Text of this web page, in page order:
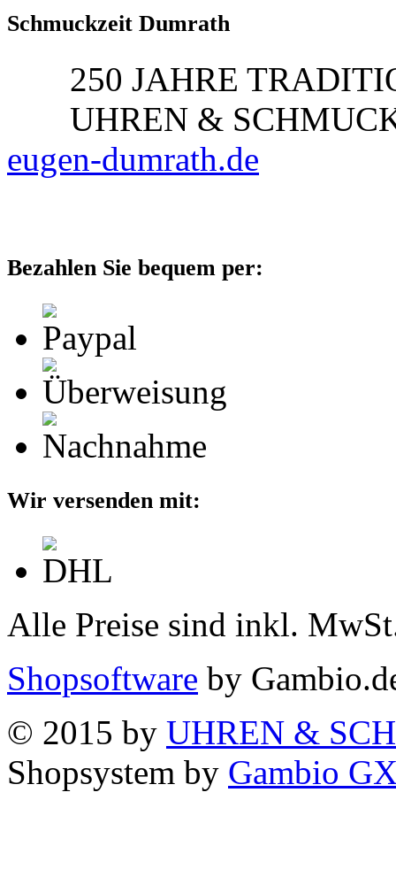
Schmuckzeit Dumrath
250 JAHRE
UHREN &
eugen-dumrath.de
Bezahlen Sie bequem per:
Wir versenden mit:
Alle Preise sind inkl.
Shopsoftware by
© 2015 by UHREN &
Shopsystem by Gambio